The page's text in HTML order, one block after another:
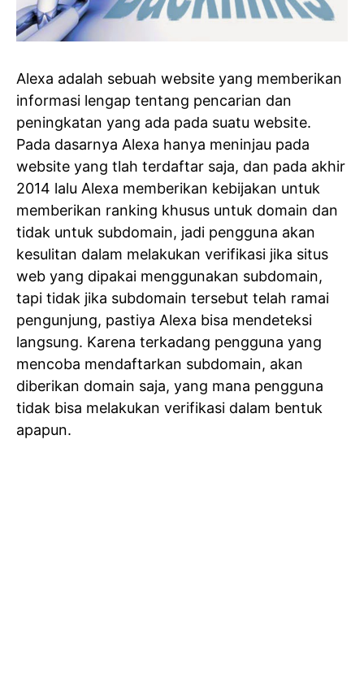
Alexa adalah sebuah website yang memberikan
informasi lengap tentang pencarian dan
peningkatan yang ada pada suatu website.
Pada dasarnya Alexa hanya meninjau pada
website yang tlah terdaftar saja, dan pada akhir
2014 lalu Alexa memberikan kebijakan untuk
memberikan ranking khusus untuk domain dan
tidak untuk subdomain, jadi pengguna akan
kesulitan dalam melakukan verifikasi jika situs
web yang dipakai menggunakan subdomain,
tapi tidak jika subdomain tersebut telah ramai
pengunjung, pastiya Alexa bisa mendeteksi
langsung. Karena terkadang pengguna yang
mencoba mendaftarkan subdomain, akan
diberikan domain saja, yang mana pengguna
tidak bisa melakukan verifikasi dalam bentuk
apapun.